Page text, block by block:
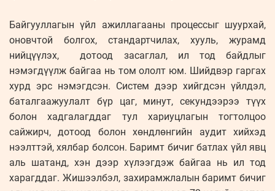
Байгууллагын үйл ажиллагааны процессыг шуурхай,
оновчтой болгох, стандартчилах, хууль, журамд
нийцүүлэх, дотоод засаглал, ил тод байдлыг
нэмэгдүүлж байгаа нь том ололт юм. Шийдвэр гаргах
хурд эрс нэмэгдсэн. Систем дээр хийгдсэн үйлдэл,
баталгаажуулалт бүр цаг, минут, секундээрээ түүх
болон хадгалагддаг тул хариуцлагын тогтолцоо
сайжирч, дотоод болон хөндлөнгийн аудит хийхэд
нээлттэй, хялбар болсон. Баримт бичиг батлах үйл явц
аль шатанд, хэн дээр хүлээгдэж байгаа нь ил тод
харагддаг. Жишээлбэл, захирамжлалын баримт бичиг